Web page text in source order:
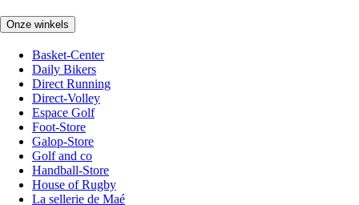
Onze winkels
Basket-Center
Daily Bikers
Direct Running
Direct-Volley
Espace Golf
Foot-Store
Galop-Store
Golf and co
Handball-Store
House of Rugby
La sellerie de Maé